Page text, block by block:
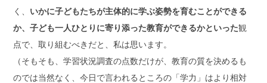
く、 いかに子どもたちが主体的に学ぶ姿勢を育むことができる
か、子ども一人ひとりに寄り添った教育ができるかといった観
点で、取り組むべきだと、私は思います。
（そもそも、学習状況調査の点数だけが、教育の質を決めるも
のでは当然なく、今日で言われるところの「学力」はより相対